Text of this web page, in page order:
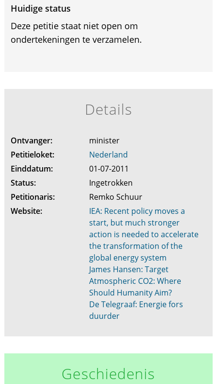
Huidige status
Deze petitie staat niet open om
ondertekeningen te verzamelen.
Details
Ontvanger:
minister
Petitieloket:
Nederland
Einddatum:
01-07-2011
Status:
Ingetrokken
Petitionaris:
Remko Schuur
Website:
IEA: Recent policy moves a
start, but much stronger
action is needed to accelerate
the transformation of the
global energy system
James Hansen: Target
Atmospheric CO2: Where
Should Humanity Aim?
De Telegraaf: Energie fors
duurder
Geschiedenis